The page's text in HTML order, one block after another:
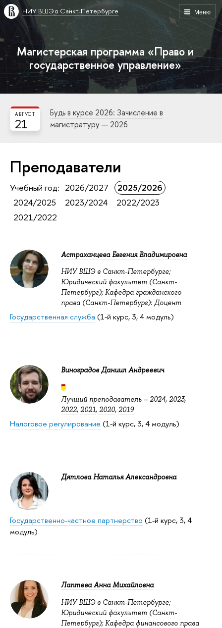
Меню
НИУ ВШЭ в Санкт-Петербурге
Магистерская программа «Право и
государственное управление»
21
АВГУСТ
Будь в курсе 2026: Зачисление в
магистратуру — 2026
Преподаватели
Учебный год: 2026/2027
2025/2026
2024/2025
2023/2024
2022/2023
2021/2022
Астраханцева Евгения Владимировна
НИУ ВШЭ в Санкт-Петербурге;
Юридический факультет (Санкт-
Петербург); Кафедра гражданского
права (Санкт-Петербург): Доцент
Государственная служба (1-й курс, 3, 4 модуль)
Виноградов Даниил Андреевич
Лучший преподаватель – 2024, 2023,
2022, 2021, 2020, 2019
Налоговое регулирование (1-й курс, 3, 4 модуль)
Дятлова Наталья Александровна
Государственно-частное партнерство (1-й курс, 3, 4
модуль)
Лаптева Анна Михайловна
НИУ ВШЭ в Санкт-Петербурге;
Юридический факультет (Санкт-
Петербург); Кафедра финансового права